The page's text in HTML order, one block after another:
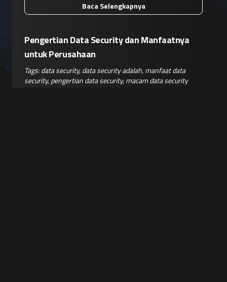
Baca Selengkapnya
Pengertian Data Security dan Manfaatnya
untuk Perusahaan
Tags:data security,data security adalah,manfaat data
security,pengertian data security,macam data security